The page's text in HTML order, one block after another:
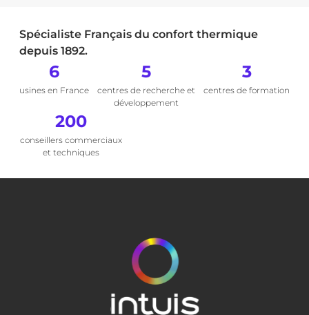
Spécialiste Français du confort thermique
depuis 1892.
6
usines en France
5
centres de recherche et
développement
3
centres de formation
200
conseillers commerciaux
et techniques